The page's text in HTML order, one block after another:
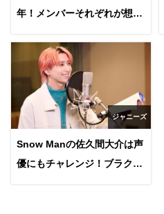
年！メンバーそれぞれが想い
ジャニーズ
Snow Manの佐久間大介は声
優にもチャレンジ！ブラクロ